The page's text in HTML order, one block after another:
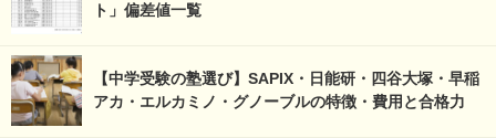
ト」偏差値一覧
【中学受験の塾選び】SAPIX・日能研・四谷大塚・早稲
アカ・エルカミノ・グノーブルの特徴・費用と合格力